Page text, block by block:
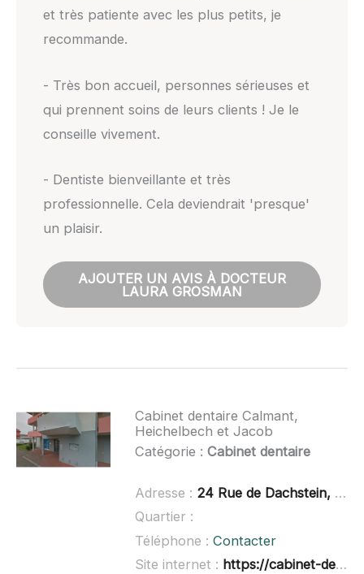
et très patiente avec les plus petits, je
recommande.
- Très bon accueil, personnes sérieuses et
qui prennent soins de leurs clients ! Je le
conseille vivement.
- Dentiste bienveillante et très
professionnelle. Cela deviendrait 'presque'
un plaisir.
AJOUTER UN AVIS À DOCTEUR
LAURA GROSMAN
Cabinet dentaire Calmant,
Heichelbech et Jacob
Catégorie : Cabinet dentaire
Adresse : 24 Rue de Dachstein, 67120 Molsheim
Quartier :
Téléphone : Contacter
Site internet : https://cabinet-dentaire-calmant-heichelbech-jacob.fr/